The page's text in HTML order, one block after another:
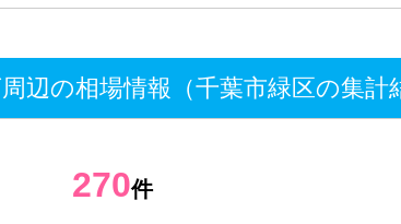
辺の相場情報（千葉市緑区の集計
270件